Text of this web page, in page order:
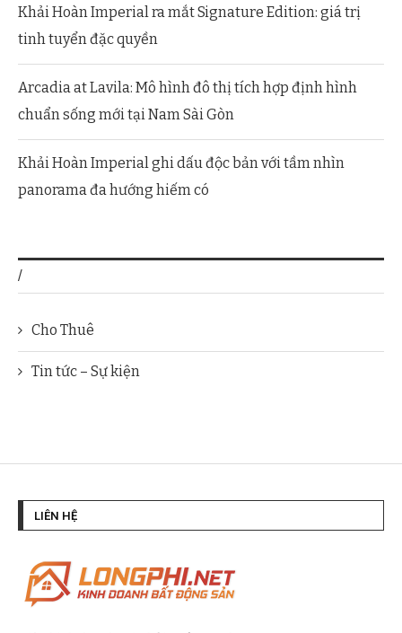
Khải Hoàn Imperial ra mắt Signature Edition: giá trị
tinh tuyển đặc quyền
Arcadia at Lavila: Mô hình đô thị tích hợp định hình
chuẩn sống mới tại Nam Sài Gòn
Khải Hoàn Imperial ghi dấu độc bản với tầm nhìn
panorama đa hướng hiếm có
/
Cho Thuê
Tin tức – Sự kiện
LIÊN HỆ